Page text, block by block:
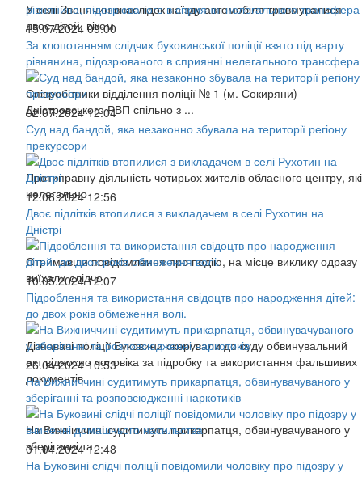
У селі Звенячин внаслідок наїзду автомобіля травмувалися
двоє дітей, віком
15.07.2024 09:00
За клопотанням слідчих буковинської поліції взято під варту
рівнянина, підозрюваного в сприянні нелегального трансфера
Співробітники відділення поліції № 1 (м. Сокиряни)
Дністровського РВП спільно з ...
02.07.2024 12:04
Суд над бандой, яка незаконно збувала на території регіону
прекурсори
Протиправну діяльність чотирьох жителів обласного центру, які
нелегально
12.06.2024 12:56
Двоє підлітків втопилися з викладачем в селі Рухотин на
Дністрі
Отримавши повідомлення про подію, на місце виклику одразу
виїхали слідчо
10.05.2024 12:07
Підроблення та використання свідоцтв про народження дітей:
до двох років обмеження волі.
Дізнавачі поліції Буковини скерували до суду обвинувальний
акт відносно чоловіка за підробку та використання фальшивих
документів
26.04.2024 10:53
На Вижниччині судитимуть прикарпатця, обвинувачуваного у
зберіганні та розповсюдженні наркотиків
На Вижниччині судитимуть прикарпатця, обвинувачуваного у
зберіганні та
01.04.2024 12:48
На Буковині слідчі поліції повідомили чоловіку про підозру у